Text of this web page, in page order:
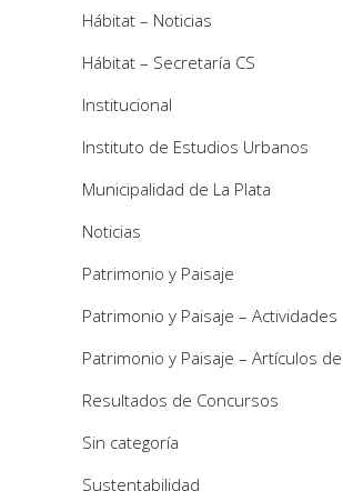
Hábitat – Noticias
Hábitat – Secretaría CS
Institucional
Instituto de Estudios Urbanos
Municipalidad de La Plata
Noticias
Patrimonio y Paisaje
Patrimonio y Paisaje – Actividades
Patrimonio y Paisaje – Artículos
Resultados de Concursos
Sin categoría
Sustentabilidad